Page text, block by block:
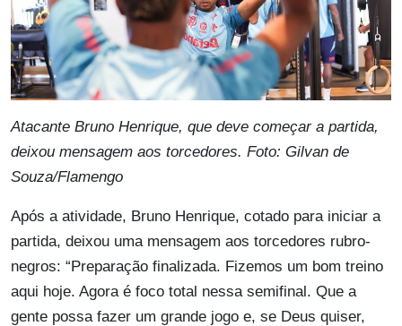
Atacante Bruno Henrique, que deve começar a partida,
deixou mensagem aos torcedores. Foto: Gilvan de
Souza/Flamengo
Após a atividade, Bruno Henrique, cotado para iniciar a
partida, deixou uma mensagem aos torcedores rubro-
negros: “Preparação finalizada. Fizemos um bom treino
aqui hoje. Agora é foco total nessa semifinal. Que a
gente possa fazer um grande jogo e, se Deus quiser,